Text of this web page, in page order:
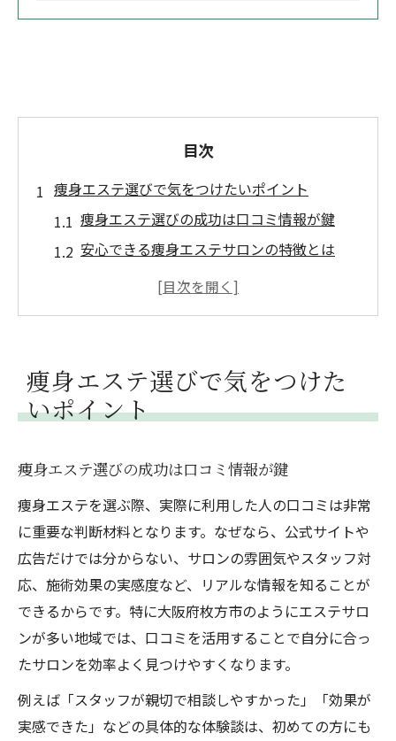
目次
痩身エステ選びで気をつけたいポイント
痩身エステ選びの成功は口コミ情報が鍵
安心できる痩身エステサロンの特徴とは
自分に合う痩身エステを見極める基準
施術前後の注意事項を徹底解説
痩身エステ施術前に控える食事と飲み物
体質や健康状態別の痩身エステ注意事項
施術後の赤みや内出血への効果的な対処法
初めての痩身エステ体験で安心するために
痩身エステ初回体験時の不安を解消する方
法
しつこい勧誘を避ける痩身エステ相談術
初回体験の痩身エステで確認すべきこと
痩身エステ体験前に準備したいポイント
体験後の感想や口コミの活用方法を紹介
痩身エステ選びで気をつけた
いポイント
痩身エステ選びの成功は口コミ情報が鍵
痩身エステを選ぶ際、実際に利用した人の口コミは非常
に重要な判断材料となります。なぜなら、公式サイトや
広告だけでは分からない、サロンの雰囲気やスタッフ対
応、施術効果の実感度など、リアルな情報を知ることが
できるからです。特に大阪府枚方市のようにエステサロ
ンが多い地域では、口コミを活用することで自分に合っ
たサロンを効率よく見つけやすくなります。
例えば「スタッフが親切で相談しやすかった」「効果が
実感できた」などの具体的な体験談は、初めての方にも